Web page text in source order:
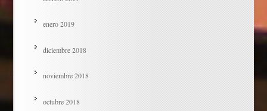
enero 2019
diciembre 2018
noviembre 2018
octubre 2018